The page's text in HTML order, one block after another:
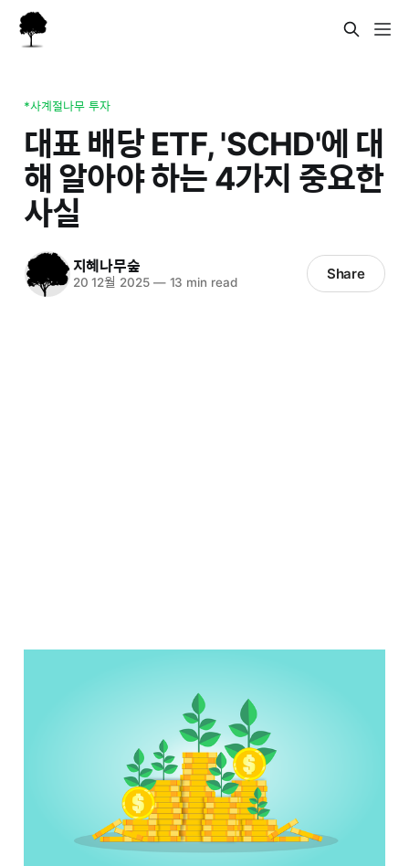
*사계절나무 투자
대표 배당 ETF, 'SCHD'에 대
해 알아야 하는 4가지 중요한
사실
지혜나무숲
20 12월 2025 —13 min read Share